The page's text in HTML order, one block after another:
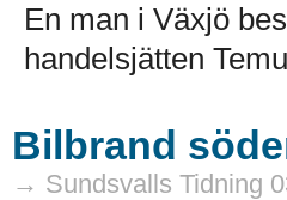
En man i Växjö
handelsjätten
Bilbrand
→ Sundsvalls Tidning